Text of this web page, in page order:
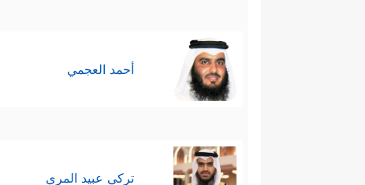
أحمد العجمي
تركي عبيد المري